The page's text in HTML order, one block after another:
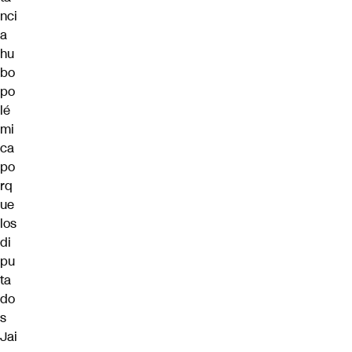
nci
a
hu
bo
po
lé
mi
ca
po
rq
ue
los
di
pu
ta
do
s
Jai